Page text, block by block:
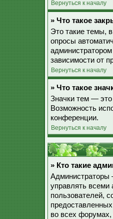
Вернуться к началу
» Что такое
Это такие темы,
опросы
зависимости от
Вернуться к началу
» Что такое
Значки тем —
Возможность
конференции.
Вернуться к началу
» Кто такие
Администраторы
управлять всеми
пользователей,
во всех форумах,